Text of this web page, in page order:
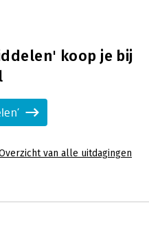
koop je bij
van alle uitdagingen